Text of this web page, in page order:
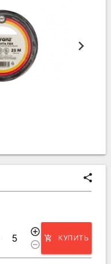
share
add_circle_outline
remove_circle_outline
add_shopping_cart КУПИТЬ